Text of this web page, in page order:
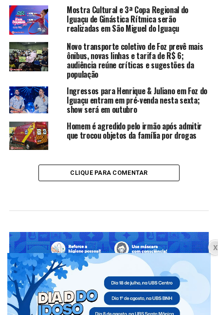
Mostra Cultural e 3ª Copa Regional do
Iguaçu de Ginástica Rítmica serão
realizadas em São Miguel do Iguaçu
Novo transporte coletivo de Foz prevê mais
ônibus, novas linhas e tarifa de R$ 6;
audiência reúne críticas e sugestões da
população
Ingressos para Henrique & Juliano em Foz do
Iguaçu entram em pré-venda nesta sexta;
show será em outubro
Homem é agredido pelo irmão após admitir
que trocou objetos da família por drogas
CLIQUE PARA COMENTAR
PARANÁ
Caminhoneiro morre atropelado na
BR-277